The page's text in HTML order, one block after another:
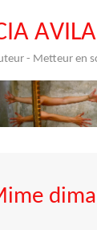
IA AVILA
- Metteur en